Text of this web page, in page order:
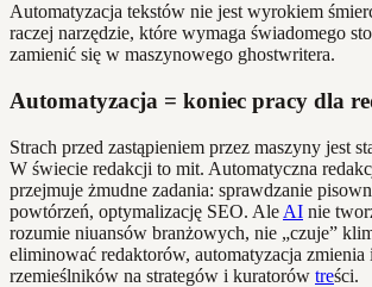
Automatyzacja tekstów nie jest wyrokiem
raczej narzędzie, które wymaga świadomego
zamienić się w maszynowego ghostwritera.
Automatyzacja = koniec pracy dla
Strach przed zastąpieniem przez maszyny jest
W świecie redakcji to mit. Automatyczna
przejmuje żmudne zadania: sprawdzanie
powtórzeń, optymalizację SEO. Ale AI nie
rozumie niuansów branżowych, nie „czuje”
eliminować redaktorów, automatyzacja zmienia
rzemieślników na strategów i kuratorów treści.